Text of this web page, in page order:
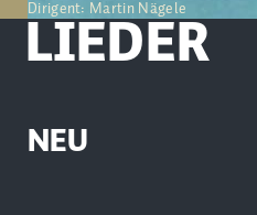
Dirigent: Martin Nägele
LIEDER
NEU